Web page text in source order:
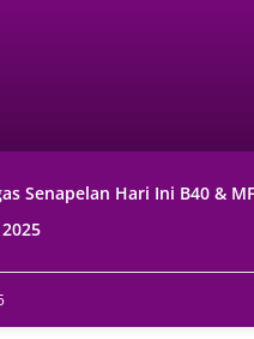
Senapelan Hari Ini B40 &